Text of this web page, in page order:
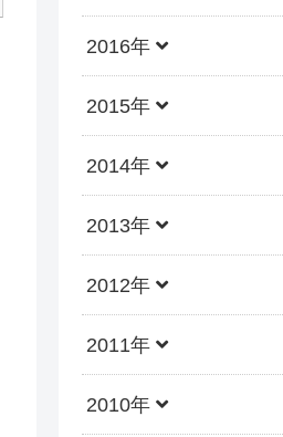
2016年
2015年
2014年
2013年
2012年
2011年
2010年